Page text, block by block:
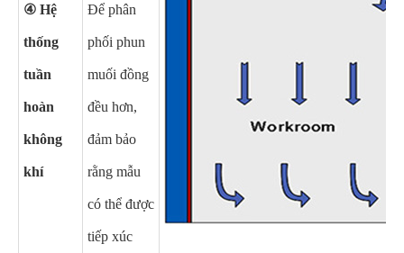
④ Hệ
thống
tuần
hoàn
không
khí
Để phân
phối phun
muối đồng
đều hơn,
đảm bảo
rằng mẫu
có thể được
tiếp xúc